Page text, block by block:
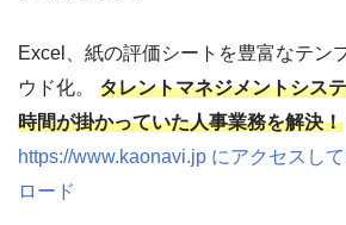
Excel、紙の評価シートを豊富なテン
ウド化。 タレントマネジメントシス
時間が掛かっていた人事業務を解決！
https://www.kaonavi.jp にアクセスし
ロード